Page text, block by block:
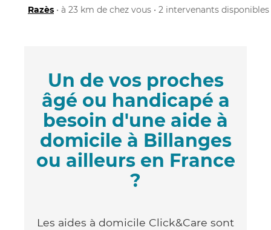
Razès • à 23 km de chez vous • 2 intervenants disponibles
Un de vos proches
âgé ou handicapé a
besoin d'une aide à
domicile à Billanges
ou ailleurs en France
?
Les aides à domicile Click&Care sont